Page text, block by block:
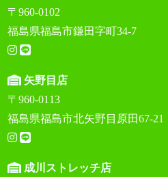
〒960-0102
福島県福島市鎌田字町34-7
矢野目店
〒960-0113
福島県福島市北矢野目原田67-21
成川ストレッチ店